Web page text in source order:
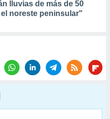
lluvias de más de 50
el noreste peninsular"